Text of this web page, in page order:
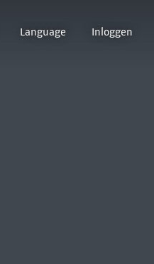
Language Inloggen